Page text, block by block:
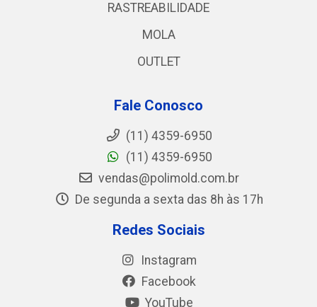
RASTREABILIDADE
MOLA
OUTLET
Fale Conosco
(11) 4359-6950
(11) 4359-6950
vendas@polimold.com.br
De segunda a sexta das 8h às 17h
Redes Sociais
Instagram
Facebook
YouTube